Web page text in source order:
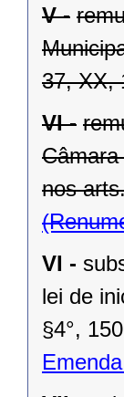
V -
37, XX,
VI -
nos
VI -
lei de
§4°,